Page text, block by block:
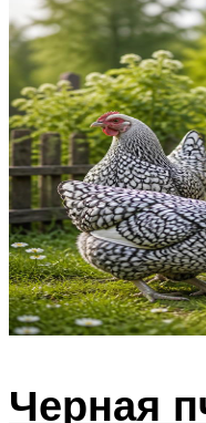
Черная